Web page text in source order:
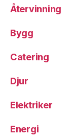
Återvinning
Bygg
Catering
Djur
Elektriker
Energi